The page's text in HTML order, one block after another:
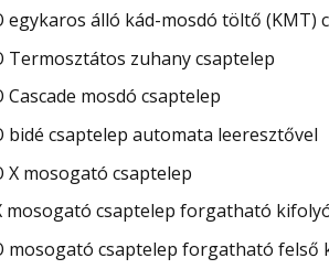
egykaros álló kád-mosdó töltő (KMT)
Termosztátos zuhany csaptelep
Cascade mosdó csaptelep
bidé csaptelep automata leeresztővel
X mosogató csaptelep
mosogató csaptelep forgatható
mosogató csaptelep forgatható felső